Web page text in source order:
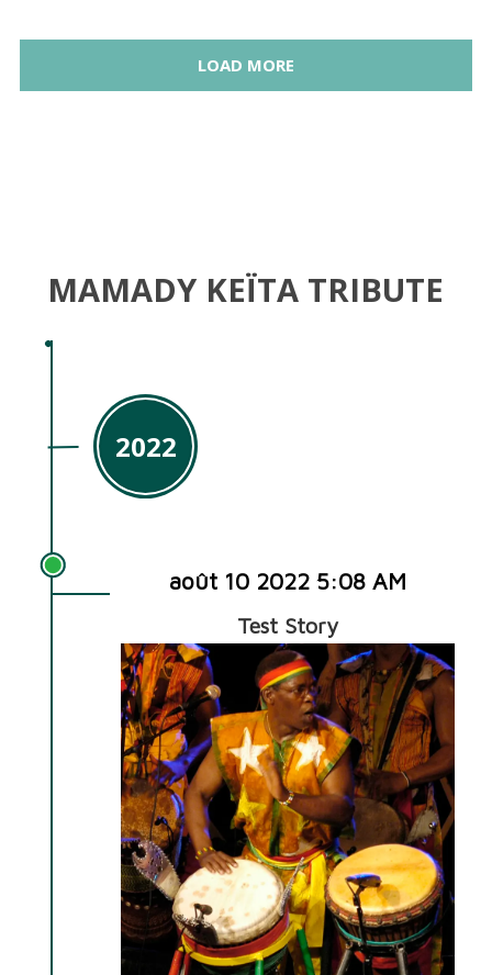
LOAD MORE
MAMADY KEÏTA TRIBUTE
2022
août 10 2022 5:08 AM
Test Story